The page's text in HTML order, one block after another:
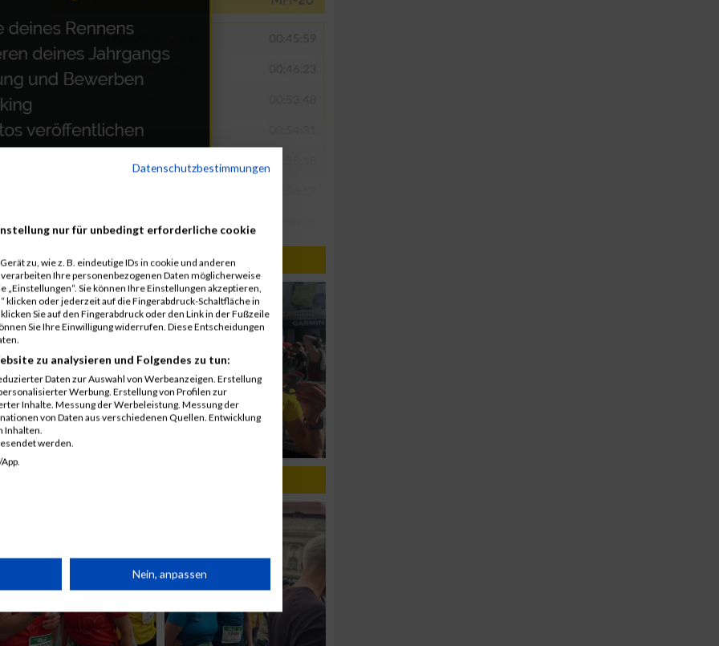
Datenschutzbestimmungen
nur für unbedingt erforderliche cookie
zu, wie z. B. eindeutige IDs in cookie und anderen
Ihre personenbezogenen Daten möglicherweise
Sie können Ihre Einstellungen akzeptieren,
klicken oder jederzeit auf die Fingerabdruck-Schaltfläche in
Sie auf den Fingerabdruck oder den Link in der Fußzeile
Sie Ihre Einwilligung widerrufen. Diese Entscheidungen
zu analysieren und Folgendes zu tun:
Daten zur Auswahl von Werbeanzeigen. Erstellung
Werbung. Erstellung von Profilen zur
Inhalte. Messung der Werbeleistung. Messung der
von Daten aus verschiedenen Quellen. Entwicklung
Inhalten.
werden.
Nein, anpassen